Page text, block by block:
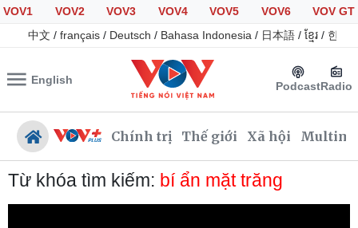
VOV1 VOV2 VOV3 VOV4 VOV5 VOV6
VOV GT
中文 / français / Deutsch / Bahasa Indonesia / 日本語 / ខ្មែរ / 한국
English PodcastRadio
Chính trị Thế giới Xã hội
Từ khóa tìm kiếm: bí ẩn mặt trăng